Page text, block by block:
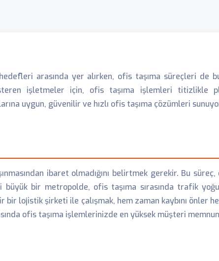
arasında yer alırken, ofis taşıma süreçleri de
işletmeler için, ofis taşıma işlemleri titizlikle
uygun, güvenilir ve hızlı ofis taşıma çözümleri
ibaret olmadığını belirtmek gerekir. Bu
bir metropolde, ofis taşıma sırasında trafik
bir lojistik şirketi ile çalışmak, hem zaman kaybını önler
ofis taşıma işlemlerinizde en yüksek müşteri